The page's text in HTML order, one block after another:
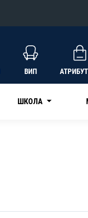
ВИП
ШКОЛА